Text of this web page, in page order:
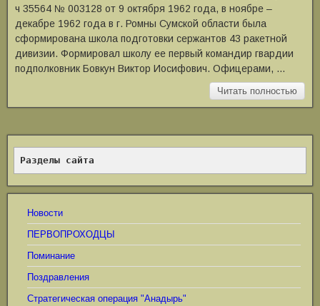
ч 35564 № 003128 от 9 октября 1962 года, в ноябре –
декабре 1962 года в г. Ромны Сумской области была
сформирована школа подготовки сержантов 43 ракетной
дивизии. Формировал школу ее первый командир гвардии
подполковник Бовкун Виктор Иосифович. Офицерами, …
Читать полностью
Разделы сайта
Новости
ПЕРВОПРОХОДЦЫ
Поминание
Поздравления
Стратегическая операция "Анадырь"